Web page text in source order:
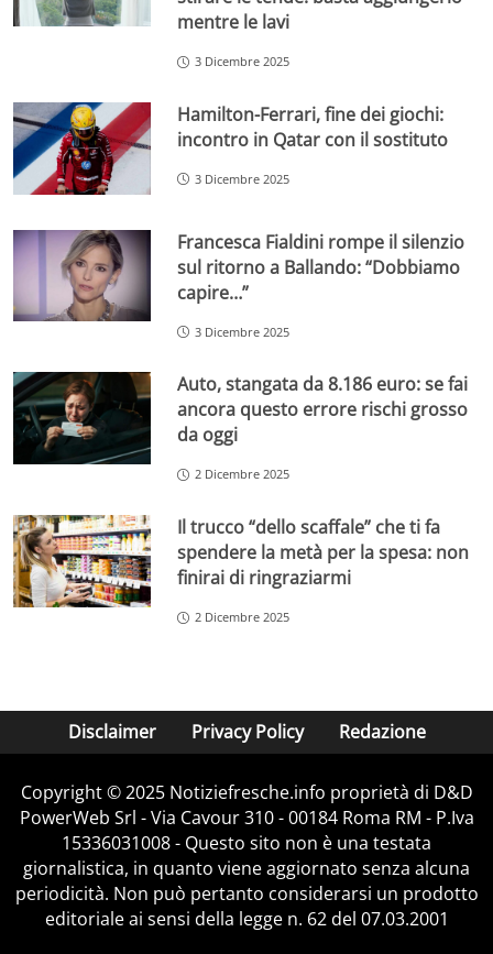
mentre le lavi
3 Dicembre 2025
Hamilton-Ferrari, fine dei giochi:
incontro in Qatar con il sostituto
3 Dicembre 2025
Francesca Fialdini rompe il silenzio
sul ritorno a Ballando: “Dobbiamo
capire…”
3 Dicembre 2025
Auto, stangata da 8.186 euro: se fai
ancora questo errore rischi grosso
da oggi
2 Dicembre 2025
Il trucco “dello scaffale” che ti fa
spendere la metà per la spesa: non
finirai di ringraziarmi
2 Dicembre 2025
Disclaimer Privacy Policy Redazione
Copyright © 2025 Notiziefresche.info proprietà di D&D
PowerWeb Srl - Via Cavour 310 - 00184 Roma RM - P.Iva
15336031008 - Questo sito non è una testata
giornalistica, in quanto viene aggiornato senza alcuna
periodicità. Non può pertanto considerarsi un prodotto
editoriale ai sensi della legge n. 62 del 07.03.2001